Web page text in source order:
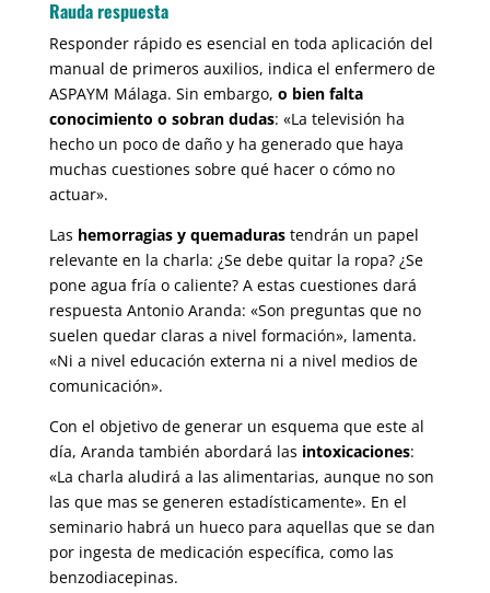
Rauda respuesta
Responder rápido es esencial en toda aplicación del
manual de primeros auxilios, indica el enfermero de
ASPAYM Málaga. Sin embargo, o bien falta
conocimiento o sobran dudas: «La televisión ha
hecho un poco de daño y ha generado que haya
muchas cuestiones sobre qué hacer o cómo no
actuar».
Las hemorragias y quemaduras tendrán un papel
relevante en la charla: ¿Se debe quitar la ropa? ¿Se
pone agua fría o caliente? A estas cuestiones dará
respuesta Antonio Aranda: «Son preguntas que no
suelen quedar claras a nivel formación», lamenta.
«Ni a nivel educación externa ni a nivel medios de
comunicación».
Con el objetivo de generar un esquema que este al
día, Aranda también abordará las intoxicaciones:
«La charla aludirá a las alimentarias, aunque no son
las que mas se generen estadísticamente». En el
seminario habrá un hueco para aquellas que se dan
por ingesta de medicación específica, como las
benzodiacepinas.